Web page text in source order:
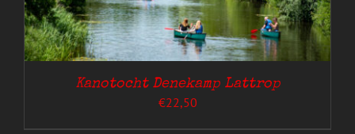
Kanotocht Denekamp Lattrop
€22,50